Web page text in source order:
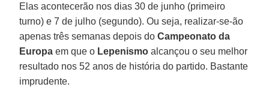
Elas acontecerão nos dias 30 de junho (primeiro
turno) e 7 de julho (segundo). Ou seja, realizar-se-ão
apenas três semanas depois doCampeonato da
Europa em que o Lepenismo alcançou o seu melhor
resultado nos 52 anos de história do partido. Bastante
imprudente.